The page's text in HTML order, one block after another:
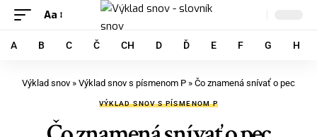
Aa
A B C Č CH D Ď E F G H
Výklad snov » Výklad snov s písmenom P » Čo znamená snívať o pec
VÝKLAD SNOV S PÍSMENOM P